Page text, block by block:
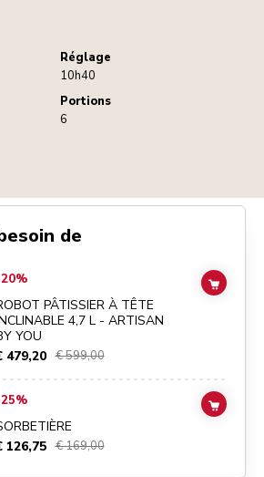
Réglage
10h40
Portions
6
de
À TÊTE INCLINABLE 4,7 L - ARTISAN BY
PÂTISSIER À TÊTE
4,7 L - ARTISAN
YOU
479,20 € 599,00
ADD
details page
126,75 € 169,00
ADD